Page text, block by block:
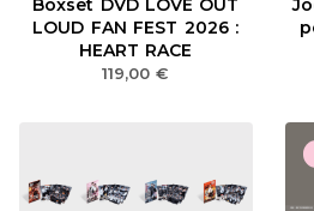
Boxset DVD LOVE OUT
LOUD FAN FEST 2026 :
HEART RACE
119,00€